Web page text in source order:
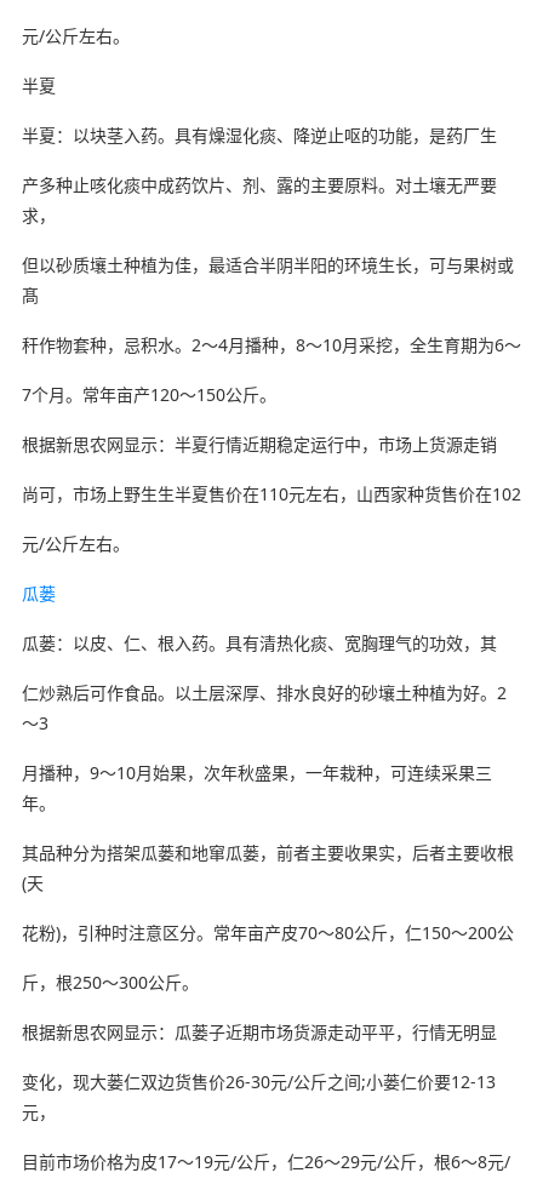
元/公斤左右。
半夏
半夏：以块茎入药。具有燥湿化痰、降逆止呕的功能，是药厂生
产多种止咳化痰中成药饮片、剂、露的主要原料。对土壤无严要
求，
但以砂质壤土种植为佳，最适合半阴半阳的环境生长，可与果树或
髙
秆作物套种，忌积水。2～4月播种，8～10月采挖，全生育期为6～
7个月。常年亩产120～150公斤。
根据新思农网显示：半夏行情近期稳定运行中，市场上货源走销
尚可，市场上野生生半夏售价在110元左右，山西家种货售价在102
元/公斤左右。
瓜蒌
瓜蒌：以皮、仁、根入药。具有清热化痰、宽胸理气的功效，其
仁炒熟后可作食品。以土层深厚、排水良好的砂壤土种植为好。2
～3
月播种，9～10月始果，次年秋盛果，一年栽种，可连续采果三
年。
其品种分为搭架瓜蒌和地窜瓜蒌，前者主要收果实，后者主要收根
(天
花粉)，引种时注意区分。常年亩产皮70～80公斤，仁150～200公
斤，根250～300公斤。
根据新思农网显示：瓜蒌子近期市场货源走动平平，行情无明显
变化，现大蒌仁双边货售价26-30元/公斤之间;小蒌仁价要12-13
元，
目前市场价格为皮17～19元/公斤，仁26～29元/公斤，根6～8元/